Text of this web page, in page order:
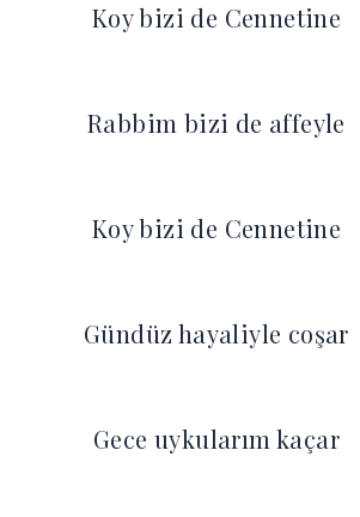
Koy bizi de Cennetine
Rabbim bizi de affeyle
Koy bizi de Cennetine
Gündüz hayaliyle coşar
Gece uykularım kaçar